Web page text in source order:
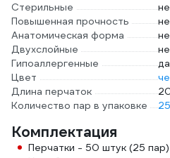
Стерильные
Повышенная прочность
Анатомическая форма
Двухслойные
Гипоаллергенные
да
Цвет
Длина перчаток
Количество пар в упаковке
25
Комплектация
Перчатки - 50 штук (25 пар)